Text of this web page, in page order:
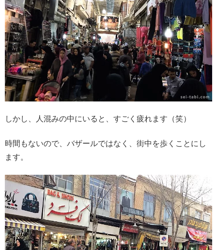
しかし、人混みの中にいると、すごく疲れます（笑）
時間もないので、バザールではなく、街中を歩くことにし
ます。